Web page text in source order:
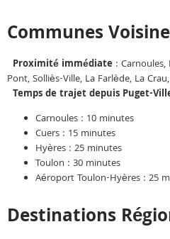
Communes
Proximité immédiate : Carnoules,
Pont, Solliès-Ville, La Farlède, La
Temps de trajet depuis Puget-
Carnoules : 10 minutes
Cuers : 15 minutes
Hyères : 25 minutes
Toulon : 30 minutes
Aéroport Toulon-Hyères : 25
Destinations